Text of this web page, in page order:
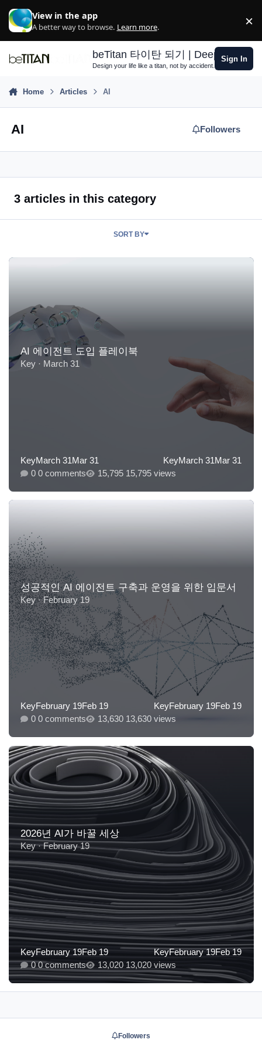
View in the app
A better way to browse. Learn more. ×
beTitan 타이탄 되기 | Deep Growth
Design your life like a titan, not by accident.
Sign In
Home Articles AI
AI Followers
3 articles in this category
SORT BY
AI 에이전트 도입 플레이북
AI 에이전트 도입 플레이북
Key· March 31
KeyMarch 31 Mar 31 KeyMarch 31 Mar 31
0 comments
15,795 views
성공적인 AI 에이전트 구축과 운영을 위한 입문서
성공적인 AI 에이전트 구축과 운영을 위한 입문서
Key·February 19
KeyFebruary 19Feb 19 KeyFebruary 19Feb 19
0 comments
13,630 views
2026년 AI가 바꿀 세상
2026년 AI가 바꿀 세상
Key·February 19
KeyFebruary 19Feb 19 KeyFebruary 19Feb 19
0 comments
13,020 views
Followers